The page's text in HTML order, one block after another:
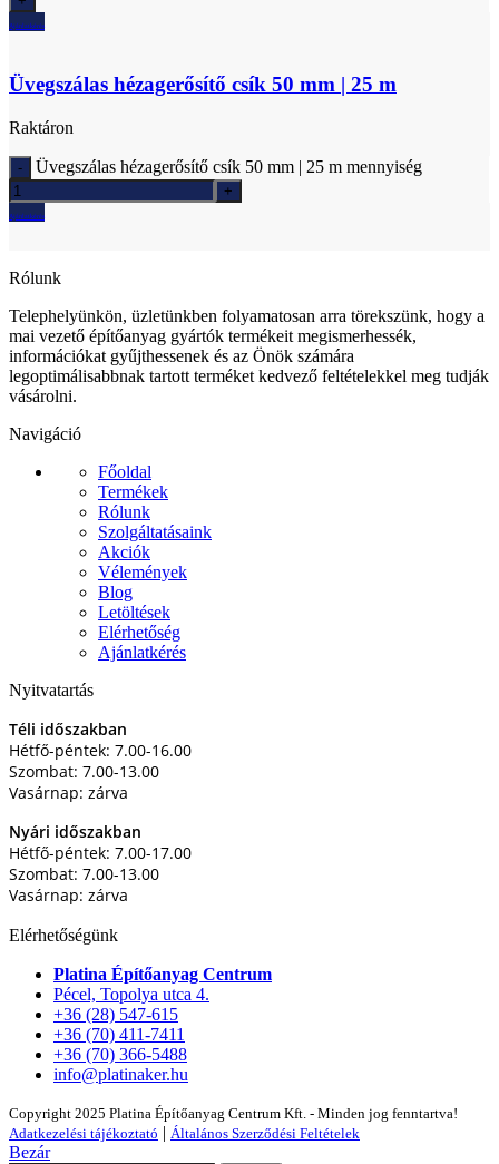
Ajánlatkérés
Üvegszálas hézagerősítő csík 50 mm | 25 m
Raktáron
Üvegszálas hézagerősítő csík 50 mm | 25 m mennyiség
Ajánlatkérés
Rólunk
Telephelyünkön, üzletünkben folyamatosan arra törekszünk, hogy a
mai vezető építőanyag gyártók termékeit megismerhessék,
információkat gyűjthessenek és az Önök számára
legoptimálisabbnak tartott terméket kedvező feltételekkel meg tudják
vásárolni.
Navigáció
Főoldal
Termékek
Rólunk
Szolgáltatásaink
Akciók
Vélemények
Blog
Letöltések
Elérhetőség
Ajánlatkérés
Nyitvatartás
Téli időszakban
Hétfő-péntek: 7.00-16.00
Szombat: 7.00-13.00
Vasárnap: zárva
Nyári időszakban
Hétfő-péntek: 7.00-17.00
Szombat: 7.00-13.00
Vasárnap: zárva
Elérhetőségünk
Platina Építőanyag Centrum
Pécel, Topolya utca 4.
+36 (28) 547-615
+36 (70) 411-7411
+36 (70) 366-5488
info@platinaker.hu
Copyright 2025 Platina Építőanyag Centrum Kft. - Minden jog fenntartva!
Adatkezelési tájékoztató | Általános Szerződési Feltételek
Bezár